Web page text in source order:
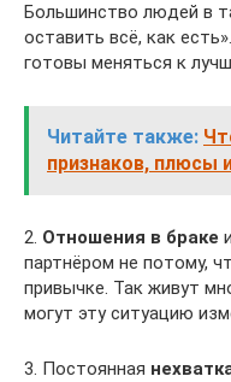
Большинство людей в
оставить всё, как
готовы меняться к
Читайте также:
признаков, плюсы
2. Отношения в браке
партнёром не потому,
привычке. Так живут
могут эту ситуацию
3. Постоянная